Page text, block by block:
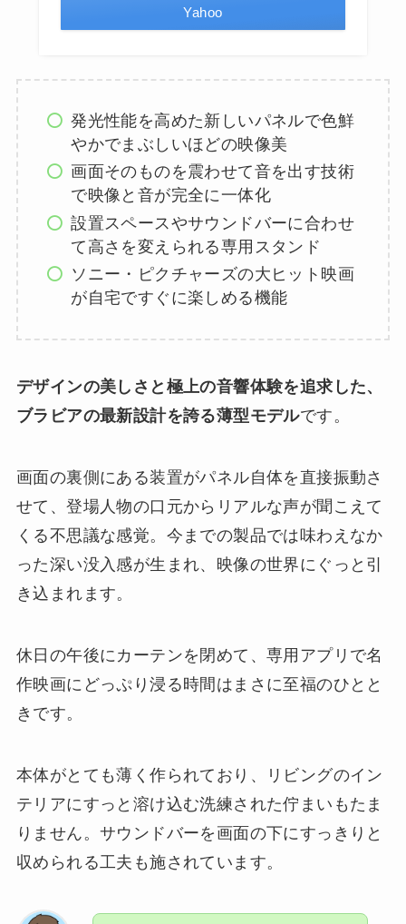
Yahoo
発光性能を高めた新しいパネルで色鮮
やかでまぶしいほどの映像美
画面そのものを震わせて音を出す技術
で映像と音が完全に一体化
設置スペースやサウンドバーに合わせ
て高さを変えられる専用スタンド
ソニー・ピクチャーズの大ヒット映画
が自宅ですぐに楽しめる機能
デザインの美しさと極上の音響体験を追求した、
ブラビアの最新設計を誇る薄型モデルです。
画面の裏側にある装置がパネル自体を直接振動さ
せて、登場人物の口元からリアルな声が聞こえて
くる不思議な感覚。今までの製品では味わえなか
った深い没入感が生まれ、映像の世界にぐっと引
き込まれます。
休日の午後にカーテンを閉めて、専用アプリで名
作映画にどっぷり浸る時間はまさに至福のひとと
きです。
本体がとても薄く作られており、リビングのイン
テリアにすっと溶け込む洗練された佇まいもたま
りません。サウンドバーを画面の下にすっきりと
収められる工夫も施されています。